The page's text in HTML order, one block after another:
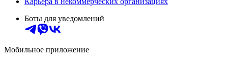
Боты для уведомлений
Мобильное приложение